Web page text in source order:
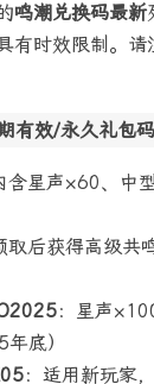
鸣潮兑换码最新
有时效限制。
有效/永久礼包码
含星声×60、中
取后获得高级共
：星声
底）
：适用新玩家